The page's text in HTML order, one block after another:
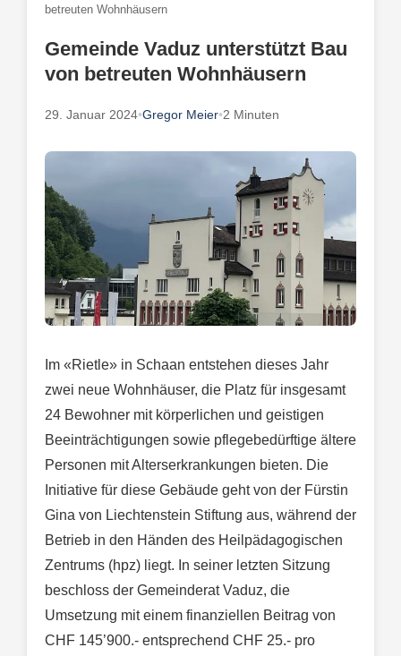
betreuten Wohnhäusern
Gemeinde Vaduz unterstützt Bau
von betreuten Wohnhäusern
29. Januar 2024•Gregor Meier•2 Minuten
Im «Rietle» in Schaan entstehen dieses Jahr
zwei neue Wohnhäuser, die Platz für insgesamt
24 Bewohner mit körperlichen und geistigen
Beeinträchtigungen sowie pflegebedürftige ältere
Personen mit Alterserkrankungen bieten. Die
Initiative für diese Gebäude geht von der Fürstin
Gina von Liechtenstein Stiftung aus, während der
Betrieb in den Händen des Heilpädagogischen
Zentrums (hpz) liegt. In seiner letzten Sitzung
beschloss der Gemeinderat Vaduz, die
Umsetzung mit einem finanziellen Beitrag von
CHF 145’900.- entsprechend CHF 25.- pro